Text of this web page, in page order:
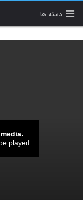
دسته ها
played